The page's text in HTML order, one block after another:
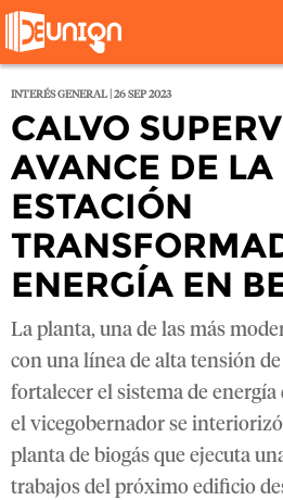
INTERÉS GENERAL | 26 SEP 2023
CALVO
AVANCE DE
ESTACIÓN
ENERGÍA EN
La planta, una de las más
con una línea de alta tensión
fortalecer el sistema de energía
el vicegobernador se
planta de biogás que ejecuta
trabajos del próximo edificio